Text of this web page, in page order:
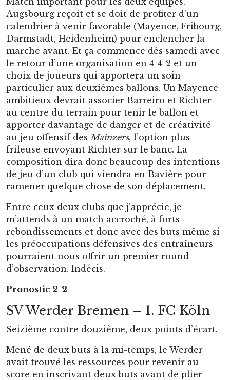
Augsbourg reçoit et se doit de profiter d’un
calendrier à venir favorable (Mayence, Fribourg,
Darmstadt, Heidenheim) pour enclencher la
marche avant. Et ça commence dès samedi avec
le retour d’une organisation en 4-4-2 et un
choix de joueurs qui apportera un soin
particulier aux deuxièmes ballons. Un Mayence
ambitieux devrait associer Barreiro et Richter
au centre du terrain pour tenir le ballon et
apporter davantage de danger et de créativité
au jeu offensif des Mainzers, l’option plus
frileuse envoyant Richter sur le banc. La
composition dira donc beaucoup des intentions
de jeu d’un club qui viendra en Bavière pour
ramener quelque chose de son déplacement.
Entre ceux deux clubs que j’apprécie, je
m’attends à un match accroché, à forts
rebondissements et donc avec des buts même si
les préoccupations défensives des entraîneurs
pourraient nous offrir un premier round
d’observation. Indécis.
Pronostic 2-2
SV Werder Bremen – 1. FC Köln
Seizième contre douzième, deux points d’écart.
Mené de deux buts à la mi-temps, le Werder
avait trouvé les ressources pour revenir au
score en inscrivant deux buts avant de plier